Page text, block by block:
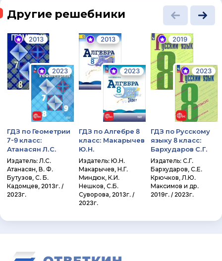
Другие решебники
2013
2023
ГДЗ по Геометрии
7-9 класс:
Атанасян Л.С.
Издатель: Л.С.
Атанасян, В. Ф.
Бутузов, С. Б.
Кадомцев, 2013г. /
2023г.
2013
2023
ГДЗ по Алгебре 8
класс: Макарычев
Ю.Н.
Издатель: Ю.Н.
Макарычев, Н.Г.
Миндюк, К.И.
Нешков, С.Б.
Суворова, 2013г. /
2023г.
2019
2023
ГДЗ по Русскому
языку 8 класс:
Бархударов С.Г.
Издатель: С.Г.
Бархударов, С.Е.
Крючков, Л.Ю.
Максимов и др.
2019г. / 2023г.